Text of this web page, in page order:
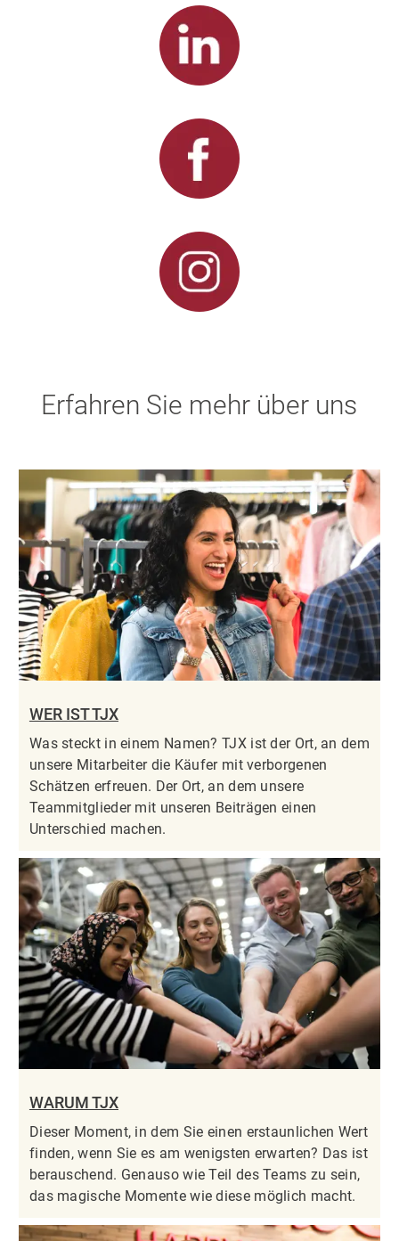
Erfahren Sie mehr über uns
WER IST TJX
Was steckt in einem Namen? TJX ist der Ort, an dem
unsere Mitarbeiter die Käufer mit verborgenen
Schätzen erfreuen. Der Ort, an dem unsere
Teammitglieder mit unseren Beiträgen einen
Unterschied machen.
WARUM TJX
Dieser Moment, in dem Sie einen erstaunlichen Wert
finden, wenn Sie es am wenigsten erwarten? Das ist
berauschend. Genauso wie Teil des Teams zu sein,
das magische Momente wie diese möglich macht.